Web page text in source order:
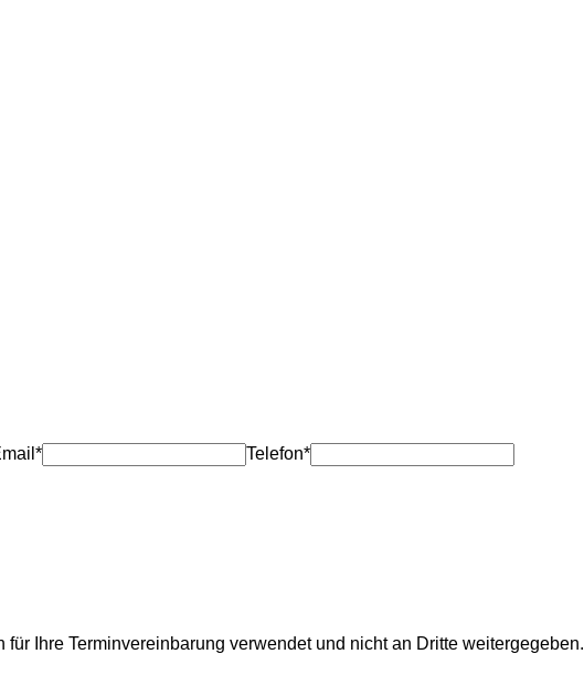
Telefon*
für Ihre Terminvereinbarung verwendet und nicht an Dritte weitergegeben.